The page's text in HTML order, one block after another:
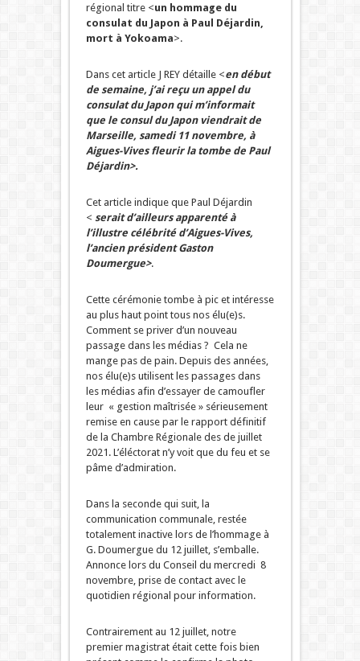
régional titre <un hommage du
consulat du Japon à Paul Déjardin,
mort à Yokoama>.
Dans cet article J REY détaille <en début
de semaine, j’ai reçu un appel du
consulat du Japon qui m’informait
que le consul du Japon viendrait de
Marseille, samedi 11 novembre, à
Aigues-Vives fleurir la tombe de Paul
Déjardin>.
Cet article indique que Paul Déjardin
< serait d’ailleurs apparenté à
l’illustre célébrité d’Aigues-Vives,
l’ancien président Gaston
Doumergue>.
Cette cérémonie tombe à pic et intéresse
au plus haut point tous nos élu(e)s.
Comment se priver d’un nouveau
passage dans les médias ? Cela ne
mange pas de pain. Depuis des années,
nos élu(e)s utilisent les passages dans
les médias afin d’essayer de camoufler
leur « gestion maîtrisée » sérieusement
remise en cause par le rapport définitif
de la Chambre Régionale des de juillet
2021. L’éléctorat n’y voit que du feu et se
pâme d’admiration.
Dans la seconde qui suit, la
communication communale, restée
totalement inactive lors de l’hommage à
G. Doumergue du 12 juillet, s’emballe.
Annonce lors du Conseil du mercredi 8
novembre, prise de contact avec le
quotidien régional pour information.
Contrairement au 12 juillet, notre
premier magistrat était cette fois bien